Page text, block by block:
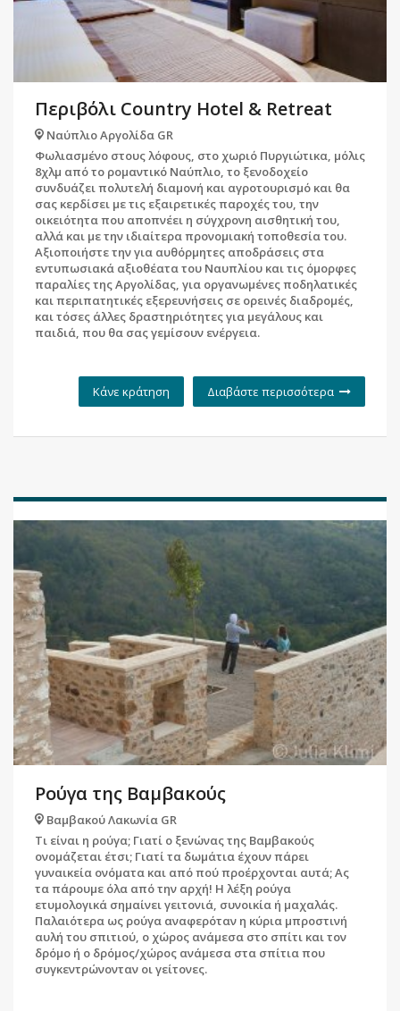
Περιβόλι Country Hotel & Retreat
Ναύπλιο Αργολίδα GR
Φωλιασμένο στους λόφους, στο χωριό Πυργιώτικα, μόλις
8χλμ από το ρομαντικό Ναύπλιο, το ξενοδοχείο
συνδυάζει πολυτελή διαμονή και αγροτουρισμό και θα
σας κερδίσει με τις εξαιρετικές παροχές του, την
οικειότητα που αποπνέει η σύγχρονη αισθητική του,
αλλά και με την ιδιαίτερα προνομιακή τοποθεσία του.
Αξιοποιήστε την για αυθόρμητες αποδράσεις στα
εντυπωσιακά αξιοθέατα του Ναυπλίου και τις όμορφες
παραλίες της Αργολίδας, για οργανωμένες ποδηλατικές
και περιπατητικές εξερευνήσεις σε ορεινές διαδρομές,
και τόσες άλλες δραστηριότητες για μεγάλους και
παιδιά, που θα σας γεμίσουν ενέργεια.
Διαβάστε περισσότερα
Κάνε κράτηση
Ρούγα της Βαμβακούς
Βαμβακού Λακωνία GR
Τι είναι η ρούγα; Γιατί ο ξενώνας της Βαμβακούς
ονομάζεται έτσι; Γιατί τα δωμάτια έχουν πάρει
γυναικεία ονόματα και από πού προέρχονται αυτά; Ας
τα πάρουμε όλα από την αρχή! Η λέξη ρούγα
ετυμολογικά σημαίνει γειτονιά, συνοικία ή μαχαλάς.
Παλαιότερα ως ρούγα αναφερόταν η κύρια μπροστινή
αυλή του σπιτιού, ο χώρος ανάμεσα στο σπίτι και τον
δρόμο ή ο δρόμος/χώρος ανάμεσα στα σπίτια που
συγκεντρώνονταν οι γείτονες.